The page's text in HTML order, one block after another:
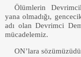
Ölümlerin
yana olmadığı,
adı olan Devrimci
mücadelemiz.
ON’lara